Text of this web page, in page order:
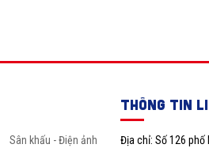
Sân khấu - Điện ảnh
THÔNG TIN
Địa chỉ: Số 126 phố